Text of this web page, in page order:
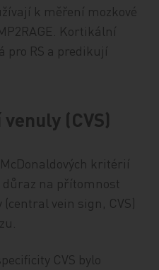
k měření mozkové
Kortikální
pro RS a predikují
(CVS)
kritérií
důraz na přítomnost
vein sign, CVS)
CVS bylo